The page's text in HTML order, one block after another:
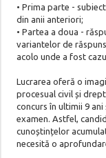
• Prima parte -
din anii anteriori;
• Partea a doua -
variantelor de
acolo unde a fost
Lucrarea oferă o
procesual civil și
concurs în ultimii 9
examen. Astfel,
cunoștințelor
necesită o